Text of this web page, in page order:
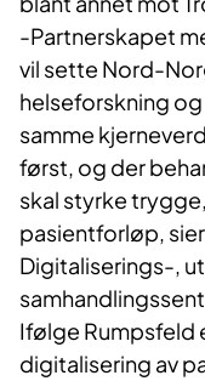
-Partnerskapet
vil sette Nord-
helseforskning
samme
først, og der
skal styrke
pasientforløp,
Digitaliserings-,
Ifølge Rumpsfeld
digitalisering av